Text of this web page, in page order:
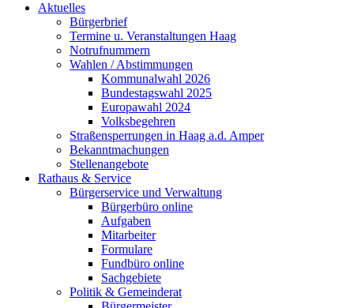
Aktuelles
Bürgerbrief
Termine u. Veranstaltungen Haag
Notrufnummern
Wahlen / Abstimmungen
Kommunalwahl 2026
Bundestagswahl 2025
Europawahl 2024
Volksbegehren
Straßensperrungen in Haag a.d. Amper
Bekanntmachungen
Stellenangebote
Rathaus & Service
Bürgerservice und Verwaltung
Bürgerbüro online
Aufgaben
Mitarbeiter
Formulare
Fundbüro online
Sachgebiete
Politik & Gemeinderat